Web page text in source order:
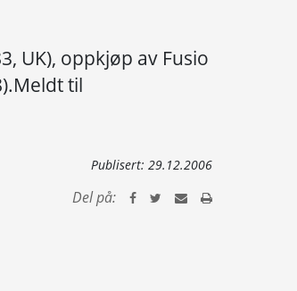
UK), oppkjøp av Fusio
til
Publisert: 29.12.2006
Del på: